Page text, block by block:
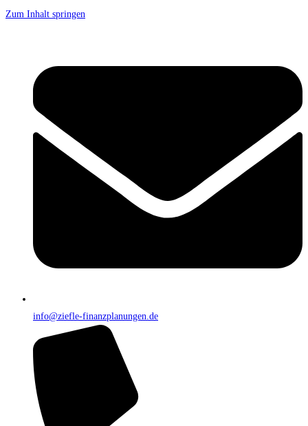
Zum Inhalt springen
info@ziefle-finanzplanungen.de